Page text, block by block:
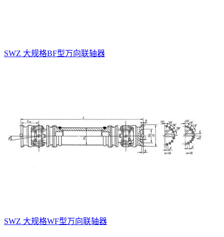
SWZ 大规格BF型万向联轴器
SWZ 大规格WF型万向联轴器